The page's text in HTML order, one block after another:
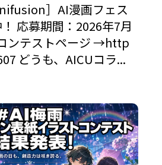
］AI漫画フェス
応募期間：2026年7月
ンテストページ →http
どうも、AICUコラ...